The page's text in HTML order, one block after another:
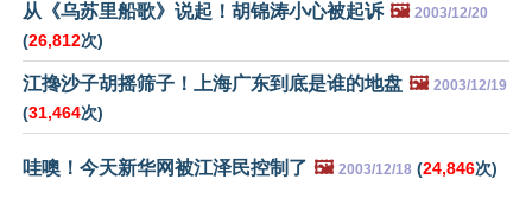
从《乌苏里船歌》说起！胡锦涛小心被起诉 🖼️ 2003/12/20
(26,812次)
江搀沙子胡摇筛子！上海广东到底是谁的地盘 🖼️ 2003/12/19
(31,464次)
哇噢！今天新华网被江泽民控制了 🖼️ 2003/12/18 (24,846次)